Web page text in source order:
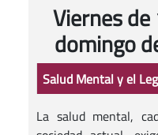
Viernes
domingo
Salud Mental y el
La salud mental,